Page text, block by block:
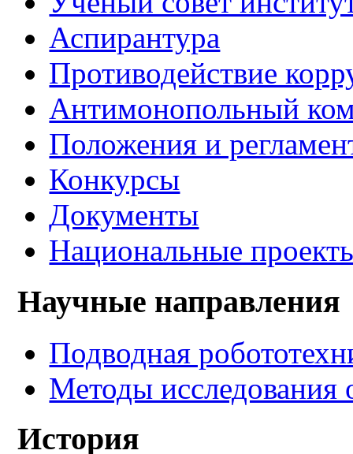
Аспирантура
Противодействие
Антимонопольный
Положения и
Конкурсы
Документы
Национальные
Научные направления
Подводная
Методы исследования
История